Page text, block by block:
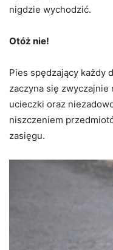
nigdzie wychodzić.
Otóż nie!
Pies spędzający każdy
zaczyna się
ucieczki oraz
niszczeniem
zasięgu.